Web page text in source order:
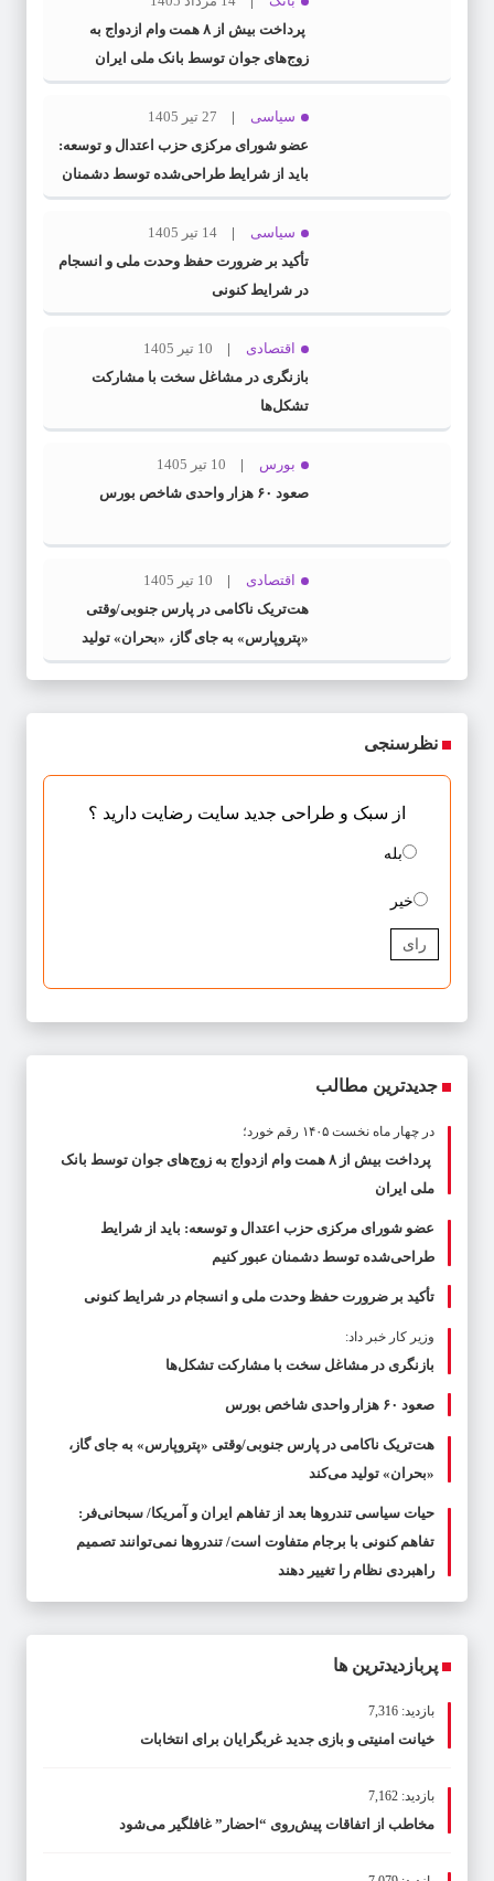
پرداخت بیش از ۸ همت وام ازدواج به
زوج‌های جوان توسط بانک ملی ایران
سیاسی
27 تیر 1405
عضو شورای مرکزی حزب اعتدال و توسعه:
باید از شرایط طراحی‌شده توسط دشمنان
عبور کنیم
سیاسی
14 تیر 1405
تأکید بر ضرورت حفظ وحدت ملی و انسجام
در شرایط کنونی
اقتصادی
10 تیر 1405
بازنگری در مشاغل سخت با مشارکت
تشکل‌ها
بورس
10 تیر 1405
صعود ۶۰ هزار واحدی شاخص بورس
اقتصادی
10 تیر 1405
هت‌تریک ناکامی در پارس جنوبی/وقتی
«پتروپارس» به جای گاز، «بحران» تولید
می‌کند
نظرسنجی
از سبک و طراحی جدید سایت رضایت دارید ؟
بله
خیر
رای
جدیدترین مطالب
در چهار ماه نخست ۱۴۰۵ رقم خورد؛
پرداخت بیش از ۸ همت وام ازدواج به زوج‌های جوان توسط بانک
ملی ایران
عضو شورای مرکزی حزب اعتدال و توسعه: باید از شرایط
طراحی‌شده توسط دشمنان عبور کنیم
تأکید بر ضرورت حفظ وحدت ملی و انسجام در شرایط کنونی
وزیر کار خبر داد:
بازنگری در مشاغل سخت با مشارکت تشکل‌ها
صعود ۶۰ هزار واحدی شاخص بورس
هت‌تریک ناکامی در پارس جنوبی/وقتی «پتروپارس» به جای گاز،
«بحران» تولید می‌کند
حیات سیاسی تندروها بعد از تفاهم ایران و آمریکا/ سبحانی‌فر:
تفاهم کنونی با برجام متفاوت است/ تندروها نمی‌توانند تصمیم
راهبردی نظام را تغییر دهند
پربازدیدترین ها
بازدید: 7,316
خیانت امنیتی و بازی جدید غربگرایان برای انتخابات
بازدید: 7,162
مخاطب از اتفاقات پیش‌روی “احضار” غافلگیر می‌شود